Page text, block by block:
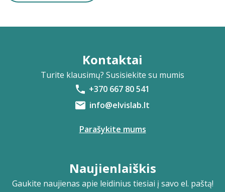
Kontaktai
Turite klausimų? Susisiekite su mumis
+370 667 80 541
info@elvislab.lt
Parašykite mums
Naujienlaiškis
Gaukite naujienas apie leidinius tiesiai į savo el. paštą!